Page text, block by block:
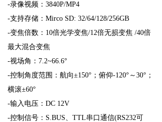
-录像视频：3840P/MP4
-支持存储：Mirco SD: 32/64/128/256GB
-变焦倍数：10倍光学变焦/12倍无损变焦 /40倍
最大混合变焦
-视场角：7.2~66.6°
-控制角度范围：航向±150°；俯仰-120°～30°；
横滚±60°
-输入电压：DC 12V
-控制信号：S.BUS、TTL串口通信(RS232可